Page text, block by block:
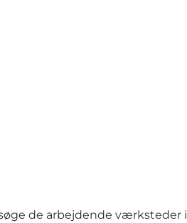
de arbejdende værksteder